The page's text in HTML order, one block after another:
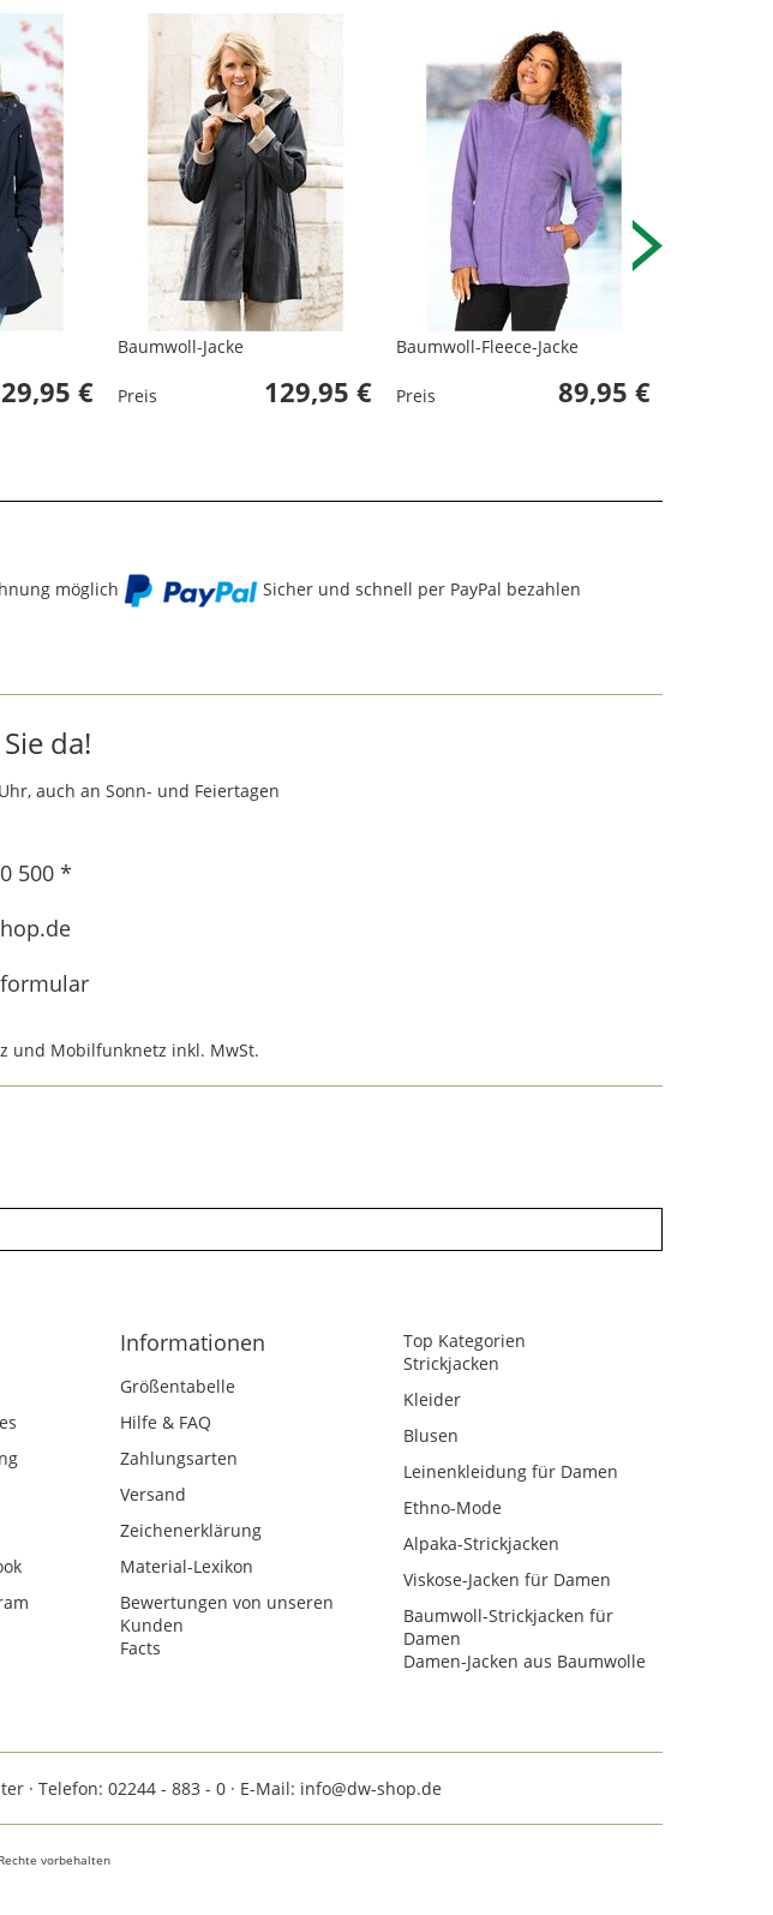
€
Baumwoll-Jacke
Preis 129,95 €
Baumwoll-Fleece-Jacke
Preis 89,95 €
möglich Sicher und schnell per PayPal bezahlen
da!
auch an Sonn- und Feiertagen
500 *
und Mobilfunknetz inkl. MwSt.
Informationen
Größentabelle
Hilfe & FAQ
Zahlungsarten
Versand
Zeichenerklärung
Material-Lexikon
Bewertungen von unseren
Kunden
Facts
Top Kategorien
Strickjacken
Kleider
Blusen
Leinenkleidung für Damen
Ethno-Mode
Alpaka-Strickjacken
Viskose-Jacken für Damen
Baumwoll-Strickjacken für
Damen
Damen-Jacken aus Baumwolle
· Telefon: 02244 - 883 - 0 · E-Mail: info@dw-shop.de
vorbehalten